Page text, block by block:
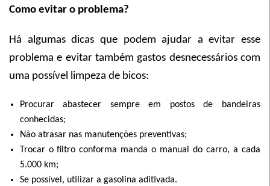
Como evitar o problema?
Há algumas dicas que podem ajudar a evitar esse
problema e evitar também gastos desnecessários com
uma possível limpeza de bicos:
Procurar abastecer sempre em postos de bandeiras
conhecidas;
Não atrasar nas manutenções preventivas;
Trocar o filtro conforma manda o manual do carro, a cada
5.000 km;
Se possível, utilizar a gasolina aditivada.